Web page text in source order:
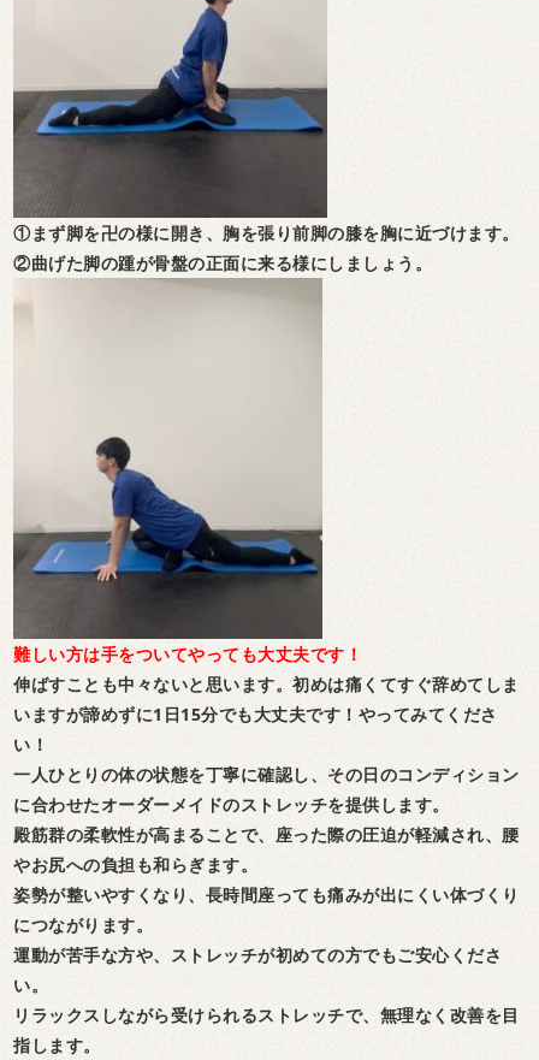
①まず脚を卍の様に開き、胸を張り前脚の膝を胸に近づけます。
②曲げた脚の踵が骨盤の正面に来る様にしましょう。
難しい方は手をついてやっても大丈夫です！
伸ばすことも中々ないと思います。初めは痛くてすぐ辞めてしま
いますが諦めずに1日15分でも大丈夫です！やってみてくださ
い！
一人ひとりの体の状態を丁寧に確認し、その日のコンディション
に合わせたオーダーメイドのストレッチを提供します。
殿筋群の柔軟性が高まることで、座った際の圧迫が軽減され、腰
やお尻への負担も和らぎます。
姿勢が整いやすくなり、長時間座っても痛みが出にくい体づくり
につながります。
運動が苦手な方や、ストレッチが初めての方でもご安心くださ
い。
リラックスしながら受けられるストレッチで、無理なく改善を目
指します。